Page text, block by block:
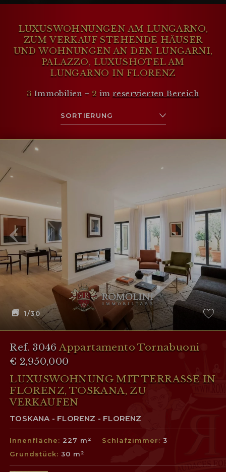
zum Verkauf stehen, und Penthäuser in
LUXUSWOHNUNGEN AM LUNGARNO,
ZUM VERKAUF STEHENDE HÄUSER
UND WOHNUNGEN AN DEN LUNGARNI,
PALAZZO, LUXUSHOTEL AM
LUNGARNO IN FLORENZ
3 Immobilien + 2 imreservierten Bereich
1/30
Ref. 3046 Appartamento Tornabuoni
€ 2,950,000
LUXUSWOHNUNG MIT TERRASSE IN
FLORENZ, TOSKANA, ZU
VERKAUFEN
TOSKANA - FLORENZ - FLORENZ
Innenfläche: 227 m² Schlafzimmer:3
Grundstück:30 m²